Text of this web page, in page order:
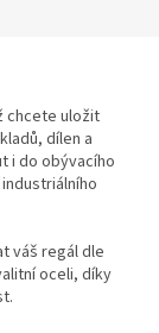
chcete uložit
dílen a
i do obývacího
váš regál dle
oceli, díky